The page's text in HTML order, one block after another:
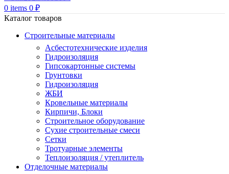
0 items 0 ₽
Каталог товаров
Строительные материалы
Асбестотехнические изделия
Гидроизоляция
Гипсокартонные системы
Грунтовки
Гидроизоляция
ЖБИ
Кровельные материалы
Кирпичи, Блоки
Строительное оборудование
Сухие строительные смеси
Сетки
Тротуарные элементы
Теплоизоляция / утеплитель
Отделочные материалы